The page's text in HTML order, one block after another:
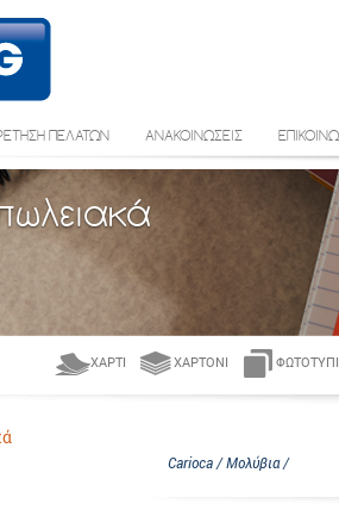
ΠΕΛΑΤΩΝ ΑΝΑΚΟΙΝΩΣΕΙΣ
ΧΑΡΤΊ ΧΑΡΤΌΝΙ
Carioca / Μολύβια /